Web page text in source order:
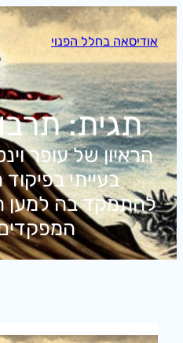
לדלג
לתוכןאודיסאה בחלל הפנוי
תגית:
הראיון של עופר
בעייתי
להתמקד בה למען